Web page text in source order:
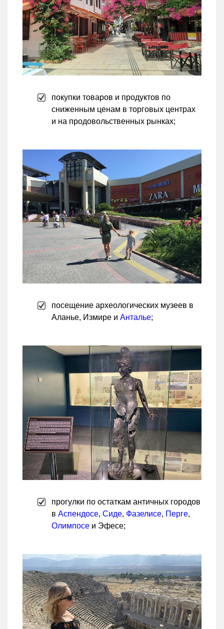
покупки товаров и продуктов по
сниженным ценам в торговых центрах
и на продовольственных рынках;
посещение археологических музеев в
Аланье, Измире и Анталье;
прогулки по остаткам античных городов
в Аспендосе, Сиде, Фазелисе, Перге,
Олимпосе и Эфесе;